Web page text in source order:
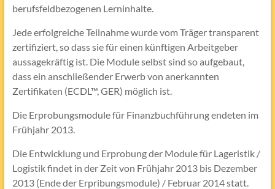
berufsfeldbezogenen Lerninhalte.
Jede erfolgreiche Teilnahme wurde vom Träger transparent
zertifiziert, so dass sie für einen künftigen Arbeitgeber
aussagekräftig ist. Die Module selbst sind so aufgebaut,
dass ein anschließender Erwerb von anerkannten
Zertifikaten (ECDL™, GER) möglich ist.
Die Erprobungsmodule für Finanzbuchführung endeten im
Frühjahr 2013.
Die Entwicklung und Erprobung der Module für Lageristik /
Logistik findet in der Zeit von Frühjahr 2013 bis Dezember
2013 (Ende der Erpribungsmodule) / Februar 2014 statt.